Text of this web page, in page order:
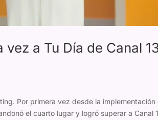
a Tu Día de Canal
Por primera vez desde la implementación
el cuarto lugar y logró superar a Canal